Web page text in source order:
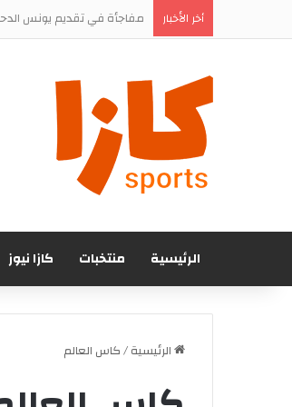
أخر الأخبار “ابن الدار” على أعتاب
الرئيسية منتخبات كازا نيوز
الرئيسية/كاس العالم